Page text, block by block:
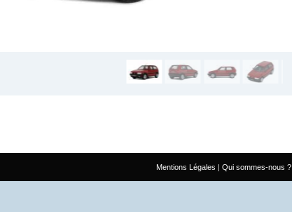
Mentions Légales Qui sommes-nous ?